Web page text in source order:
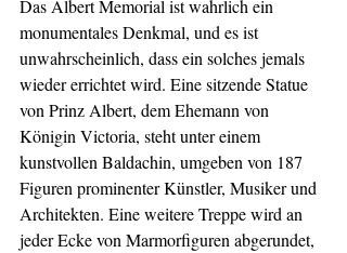
Das Albert Memorial ist wahrlich ein
monumentales Denkmal, und es ist
unwahrscheinlich, dass ein solches jemals
wieder errichtet wird. Eine sitzende Statue
von Prinz Albert, dem Ehemann von
Königin Victoria, steht unter einem
kunstvollen Baldachin, umgeben von 187
Figuren prominenter Künstler, Musiker und
Architekten. Eine weitere Treppe wird an
jeder Ecke von Marmorfiguren abgerundet,